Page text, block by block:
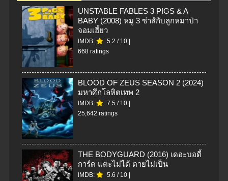
UNSTABLE FABLES 3 PIGS & A
BABY (2008) หมู 3 ซ่าส์กับลูกหมาป่า
จอมเฮี้ยว
IMDB: 5.2 / 10
668 ratings
BLOOD OF ZEUS SEASON 2 (2024)
มหาศึกโลหิตเทพ 2
IMDB: 7.5 / 10
25,642 ratings
THE BODYGUARD (2016) เดอะบอดี้
การ์ด แตะไม่ได้ ตายไม่เป็น
IMDB: 5.6 / 10